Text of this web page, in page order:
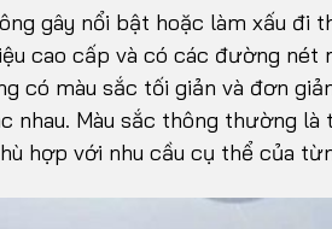
gây nổi bật hoặc làm xấu đi
cao cấp và có các đường nét
có màu sắc tối giản và đơn
nhau. Màu sắc thông thường là
hợp với nhu cầu cụ thể của